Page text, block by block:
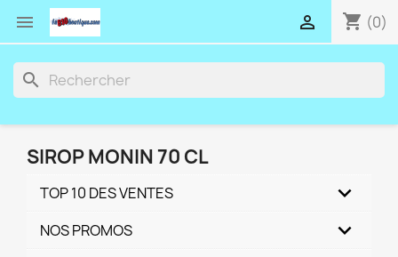
 shopping_cart (0)

search
SIROP MONIN 70 CL
TOP 10 DES VENTES
NOS PROMOS